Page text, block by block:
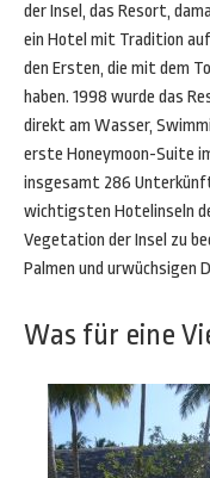
der Insel, das Resort,
ein Hotel mit Tradition
den Ersten, die mit dem
haben. 1998 wurde das
direkt am Wasser,
erste Honeymoon-Suite
insgesamt 286
wichtigsten Hotelinseln
Vegetation der Insel zu
Palmen und urwüchsigen
Was für eine